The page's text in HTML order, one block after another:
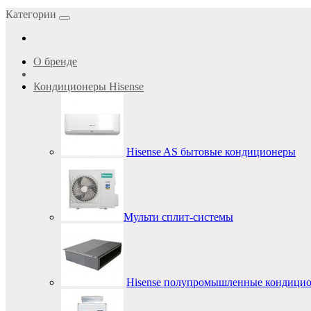
Категории
О бренде
Кондиционеры Hisense
Hisense AS бытовые кондиционеры
Мульти сплит-системы
Hisense полупромышленные